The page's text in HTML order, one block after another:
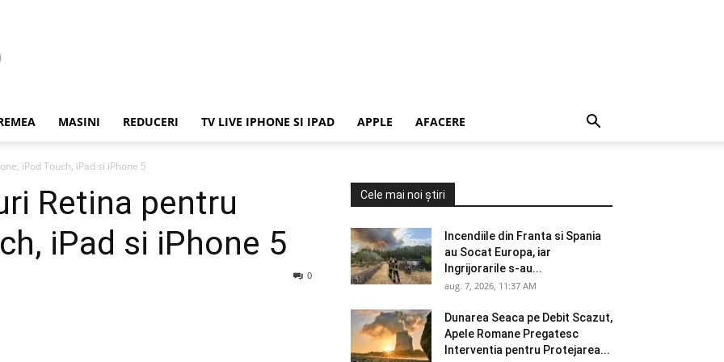
MASINI REDUCERI TV LIVE IPHONE SI IPAD APPLE AFACERE
iPod Touch, iPad si iPhone 5
Retina pentru
iPad si iPhone 5
0
Cele mai noi știri
Incendiile din Franta si Spania
au Socat Europa, iar
Ingrijorarile s-au...
aug. 7, 2026, 11:37 AM
Dunarea Seaca pe Debit Scazut,
Apele Romane Pregatesc
Interventia pentru Protejarea...